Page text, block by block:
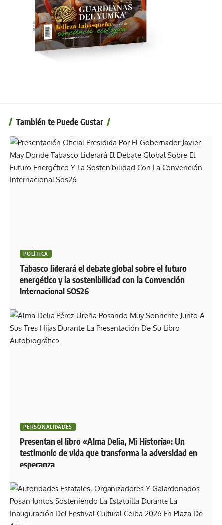
También te Puede Gustar
POLÍTICA
Tabasco liderará el debate global sobre el futuro
energético y la sostenibilidad con la Convención
Internacional SOS26
PERSONALIDADES
Presentan el libro «Alma Delia, Mi Historia»: Un
testimonio de vida que transforma la adversidad en
esperanza